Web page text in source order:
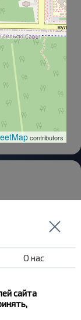
contributors
О нас
сайта